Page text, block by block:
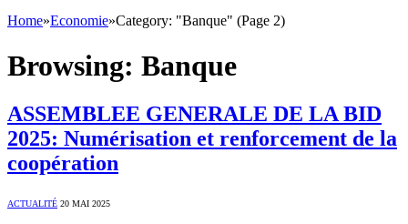
Home»Economie»Category: "Banque" (Page 2)
Browsing: Banque
ASSEMBLEE GENERALE DE LA BID
2025: Numérisation et renforcement de la
coopération
ACTUALITÉ 20 MAI 2025